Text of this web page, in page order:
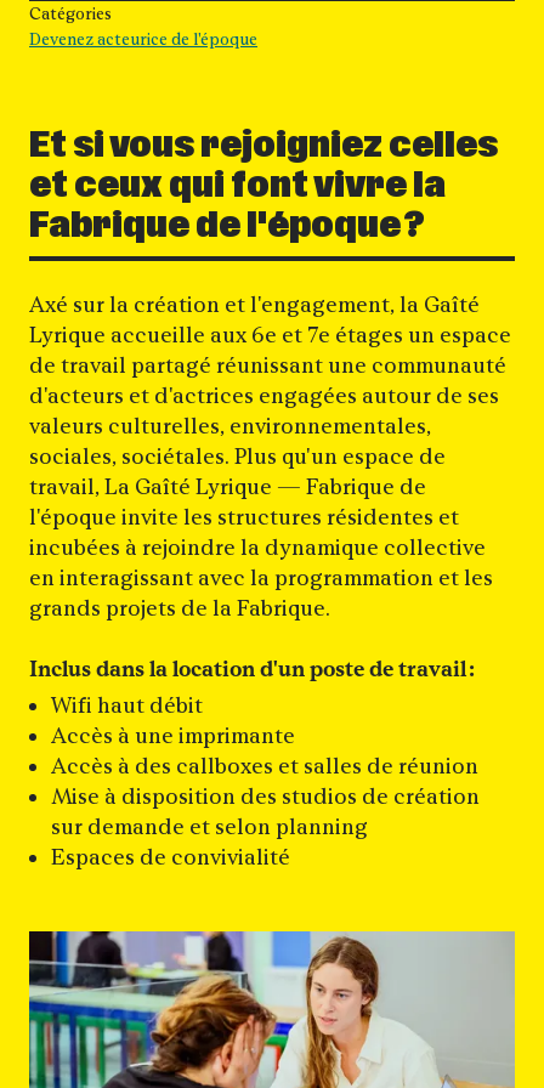
Catégories
Devenez acteurice de l'époque
Et si vous rejoigniez celles
et ceux qui font vivre la
Fabrique de l'époque ?
Axé sur la création et l'engagement, la Gaîté
Lyrique accueille aux 6e et 7e étages un espace
de travail partagé réunissant une communauté
d'acteurs et d'actrices engagées autour de ses
valeurs culturelles, environnementales,
sociales, sociétales. Plus qu'un espace de
travail, La Gaîté Lyrique — Fabrique de
l'époque invite les structures résidentes et
incubées à rejoindre la dynamique collective
en interagissant avec la programmation et les
grands projets de la Fabrique.
Inclus dans la location d'un poste detravail :
Wifi haut débit
Accès à une imprimante
Accès à des callboxes et salles de réunion
Mise à disposition des studios de création
sur demande et selon planning
Espaces de convivialité
Agrandir l'image